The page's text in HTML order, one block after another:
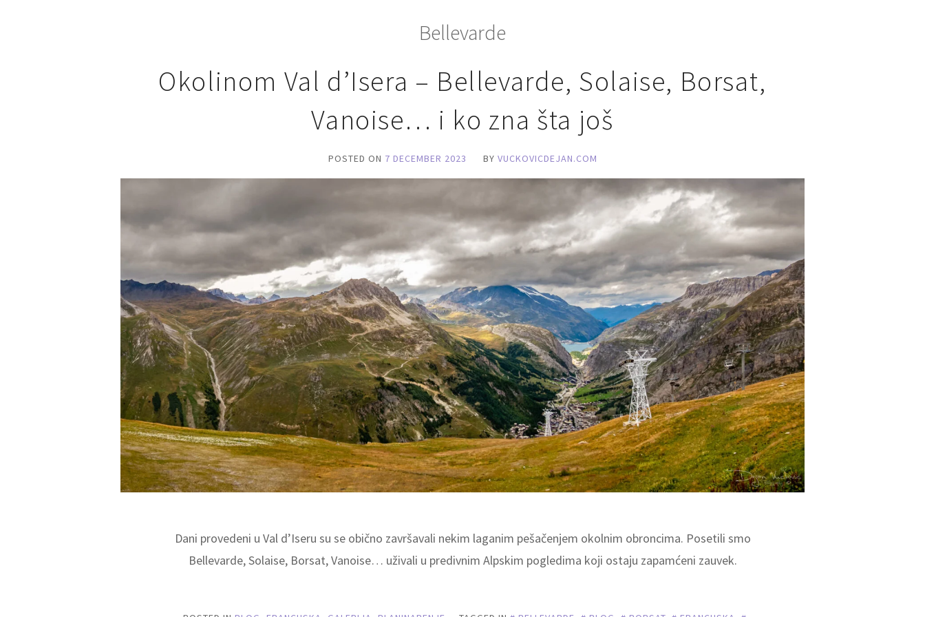
Bellevarde
Okolinom Val d’Isera – Bellevarde, Solaise, Borsat,
Vanoise… i ko zna šta još
POSTED ON 7 DECEMBER 2023 BY VUCKOVICDEJAN.COM
Dani provedeni u Val d’Iseru su se obično završavali nekim laganim pešačenjem okolnim obroncima. Posetili smo
Bellevarde, Solaise, Borsat, Vanoise… uživali u predivnim Alpskim pogledima koji ostaju zapamćeni zauvek.